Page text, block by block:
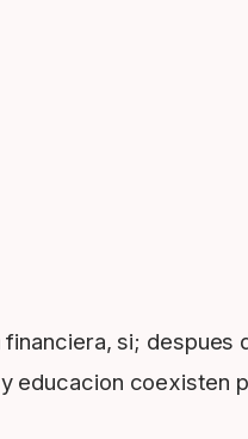
si; despues
educacion coexisten